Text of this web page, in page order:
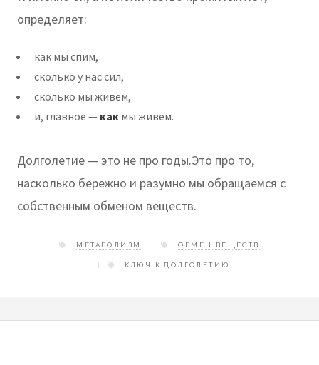
определяет:
как мы спим,
сколько у нас сил,
сколько мы живем,
и, главное — как мы живем.
Долголетие — это не про годы.Это про то,
насколько бережно и разумно мы обращаемся с
собственным обменом веществ.
МЕТАБОЛИЗМ ОБМЕН ВЕЩЕСТВ
КЛЮЧ К ДОЛГОЛЕТИЮ